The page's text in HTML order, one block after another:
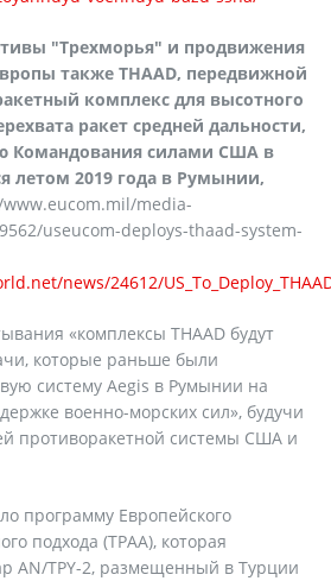
"Трехморья" и продвижения
также THAAD, передвижной
комплекс для высотного
ракет средней дальности,
Командования силами США в
летом 2019 года в Румынии,
media-
useucom-deploys-thaad-system-
news/24612/
«комплексы THAAD будут
которые раньше были
систему Aegis в Румынии на
военно-морских сил», будучи
противоракетной системы США и
программу Европейского
подхода (TPAA), которая
AN/TPY-2, размещенный в Турции